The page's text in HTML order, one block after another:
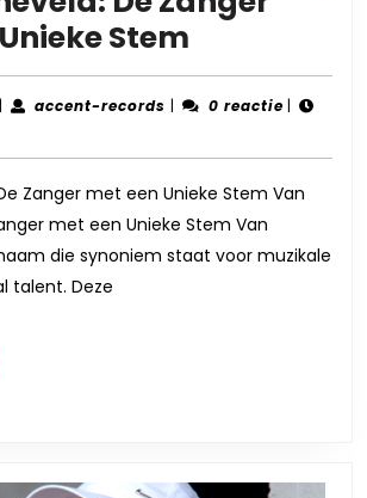
Stem
Barneveld:
De
met
een
Unieke
20
| accent-records accent-
| 0 reactie |
Zanger met een Unieke Stem Van
met een Unieke Stem Van
die synoniem staat voor muzikale
talent. Deze